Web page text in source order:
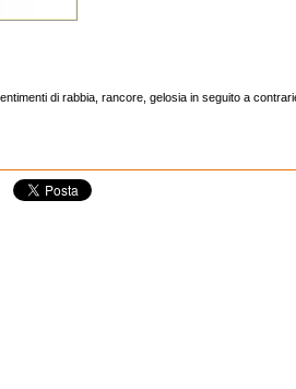
di rabbia, rancore, gelosia in seguito a